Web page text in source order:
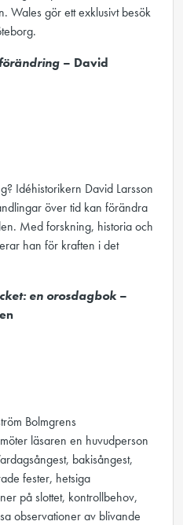
Wales gör ett exklusivt besök
– David
Idéhistorikern David Larsson
över tid kan förändra
Med forskning, historia och
han för kraften i det
en orosdagbok–
Bolmgrens
läsaren en huvudperson
bakisångest,
fester, hetsiga
på slottet, kontrollbehov,
observationer av blivande